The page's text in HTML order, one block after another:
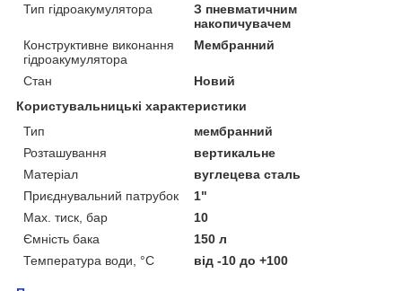
Тип гідроакумулятора
З пневматичним
накопичувачем
Конструктивне виконання
гідроакумулятора
Мембранний
Стан
Новий
Користувальницькі характеристики
Тип
мембранний
Розташування
вертикальне
Матеріал
вуглецева сталь
Приєднувальний патрубок
1"
Max. тиск, бар
10
Ємність бака
150 л
Температура води, °С
від -10 до +100